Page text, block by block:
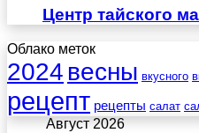
Центр тайского
Облако меток
2024 весны вкусного
рецепт рецепты салат
Август 2026